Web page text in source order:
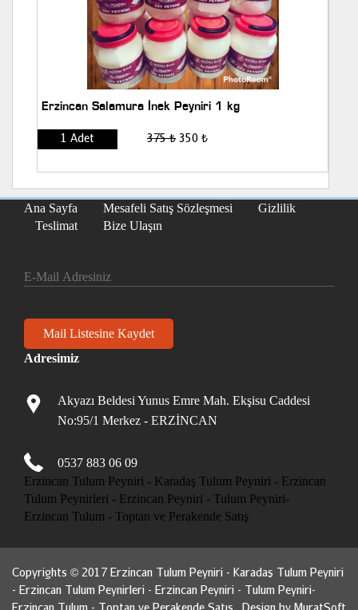
Erzincan Salamura İnek Peyniri 1 kg
1 Adet 375 ₺ 350 ₺
Ana Sayfa Mesafeli Satış Sözleşmesi
Gizlilik
Teslimat
Bize Ulaşın
Adresimiz
Akyazı Beldesi Yunus Emre Mah. Ekşisu Caddesi
No:95/1 Merkez - ERZİNCAN
0537 883 06 09
Erzincan Tulum Peyniri - Karadaş Tulum Peyniri - Erzincan
Tulum Peynirleri - Erzincan Peyniri - Tulum Peyniri-
Erzincan Tulum - Toptan ve Perakende Satış
Copyrights © 2017 Erzincan Tulum Peyniri - Karadaş Tulum Peyniri
- Erzincan Tulum Peynirleri - Erzincan Peyniri - Tulum Peyniri-
Erzincan Tulum - Toptan ve Perakende Satış . Design by MuratSoft